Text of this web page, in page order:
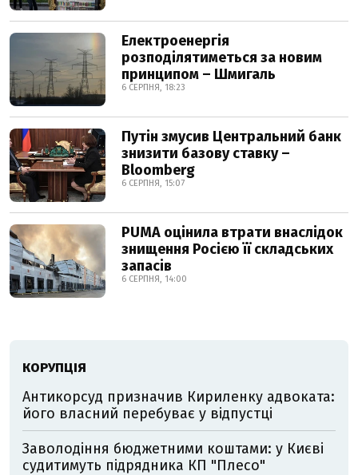
Електроенергія
розподілятиметься за новим
принципом – Шмигаль
6 СЕРПНЯ, 18:23
Путін змусив Центральний банк
знизити базову ставку –
Bloomberg
6 СЕРПНЯ, 15:07
PUMA оцінила втрати внаслідок
знищення Росією її складських
запасів
6 СЕРПНЯ, 14:00
КОРУПЦІЯ
Антикорсуд призначив Кириленку адвоката:
його власний перебуває у відпустці
Заволодіння бюджетними коштами: у Києві
судитимуть підрядника КП "Плесо"